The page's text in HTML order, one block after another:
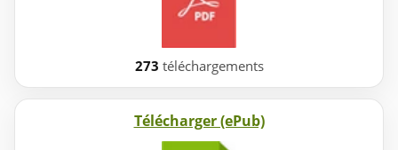
273 téléchargements
Télécharger (ePub)